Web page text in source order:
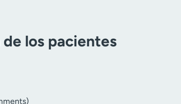
los pacientes